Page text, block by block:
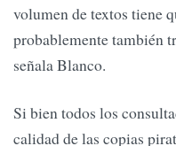
volumen de textos tiene
probablemente también
señala Blanco.
Si bien todos los
calidad de las copias